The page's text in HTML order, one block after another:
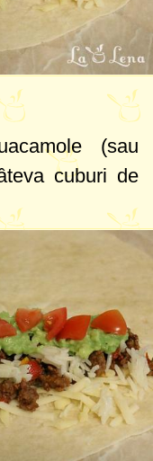
(sau
cuburi de